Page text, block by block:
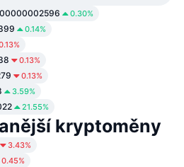
0.30%
0.14%
0.13%
0.13%
3.59%
21.55%
kryptoměny
3.43%
0.45%